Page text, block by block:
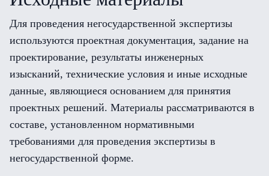
Для проведения негосударственной экспертизы
используются проектная документация, задание на
проектирование, результаты инженерных
изысканий, технические условия и иные исходные
данные, являющиеся основанием для принятия
проектных решений. Материалы рассматриваются в
составе, установленном нормативными
требованиями для проведения экспертизы в
негосударственной форме.